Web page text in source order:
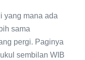
yang mana ada
sama
pergi. Paginya
sembilan WIB